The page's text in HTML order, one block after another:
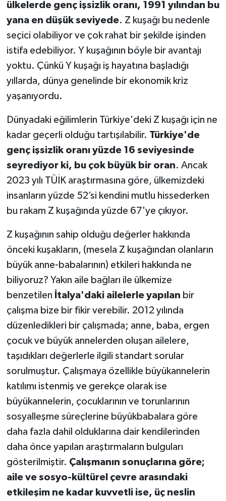
ülkelerde genç işsizlik oranı, 1991 yılından bu
yana en düşük seviyede. Z kuşağı bu nedenle
seçici olabiliyor ve çok rahat bir şekilde işinden
istifa edebiliyor. Y kuşağının böyle bir avantajı
yoktu. Çünkü Y kuşağı iş hayatına başladığı
yıllarda, dünya genelinde bir ekonomik kriz
yaşanıyordu.
Dünyadaki eğilimlerin Türkiye'deki Z kuşağı için ne
kadar geçerli olduğu tartışılabilir. Türkiye'de
genç işsizlik oranı yüzde 16 seviyesinde
seyrediyor ki, bu çok büyük bir oran. Ancak
2023 yılı TÜİK araştırmasına göre, ülkemizdeki
insanların yüzde 52’si kendini mutlu hissederken
bu rakam Z kuşağında yüzde 67'ye çıkıyor.
Z kuşağının sahip olduğu değerler hakkında
önceki kuşakların, (mesela Z kuşağından olanların
büyük anne-babalarının) etkileri hakkında ne
biliyoruz? Yakın aile bağları ile ülkemize
benzetilen İtalya'daki ailelerle yapılan bir
çalışma bize bir fikir verebilir. 2012 yılında
düzenledikleri bir çalışmada; anne, baba, ergen
çocuk ve büyük annelerden oluşan ailelere,
taşıdıkları değerlerle ilgili standart sorular
sorulmuştur. Çalışmaya özellikle büyükannelerin
katılımı istenmiş ve gerekçe olarak ise
büyükannelerin, çocuklarının ve torunlarının
sosyalleşme süreçlerine büyükbabalara göre
daha fazla dahil olduklarına dair kendilerinden
daha önce yapılan araştırmaların bulguları
gösterilmiştir. Çalışmanın sonuçlarına göre;
aile ve sosyo-kültürel çevre arasındaki
etkileşim ne kadar kuvvetli ise, üç neslin